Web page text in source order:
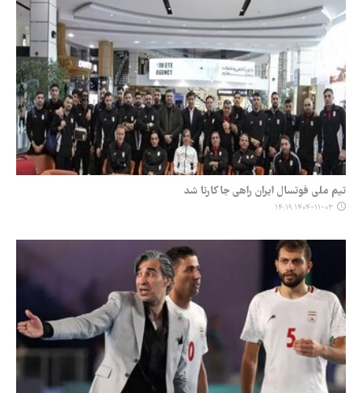
تیم ملی فوتسال ایران راهی جاکارتا شد
۱۴۰۴-۱۱-۰۳ ۱۴:۱۹